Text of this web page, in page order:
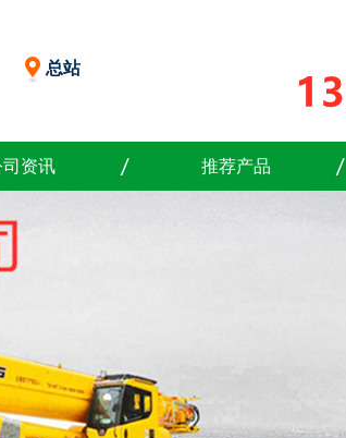
总站
司资讯 推荐产品